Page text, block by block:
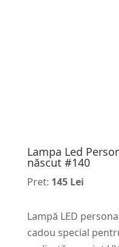
Lampa Led
născut #140
Pret: 145 Lei
Lampă LED
cadou special